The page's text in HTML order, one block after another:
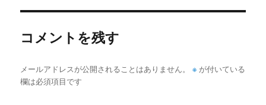
b
o
o
k
r
コメントを残す
メールアドレスが公開されることはありません。 ※ が付いている
欄は必須項目です